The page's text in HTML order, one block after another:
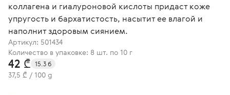
коллагена и гиалуроновой кислоты придаст коже
упругость и бархатистость, насытит ее влагой и
наполнит здоровым сиянием.
Артикул: 501434
Количество в упаковке: 8 шт. по 10 г
42 ₾ 15.3 б
37,5 ₾ / 100 g